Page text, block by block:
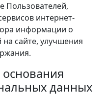
Пользователей,
интернет-
информации о
на сайте, улучшения
данных